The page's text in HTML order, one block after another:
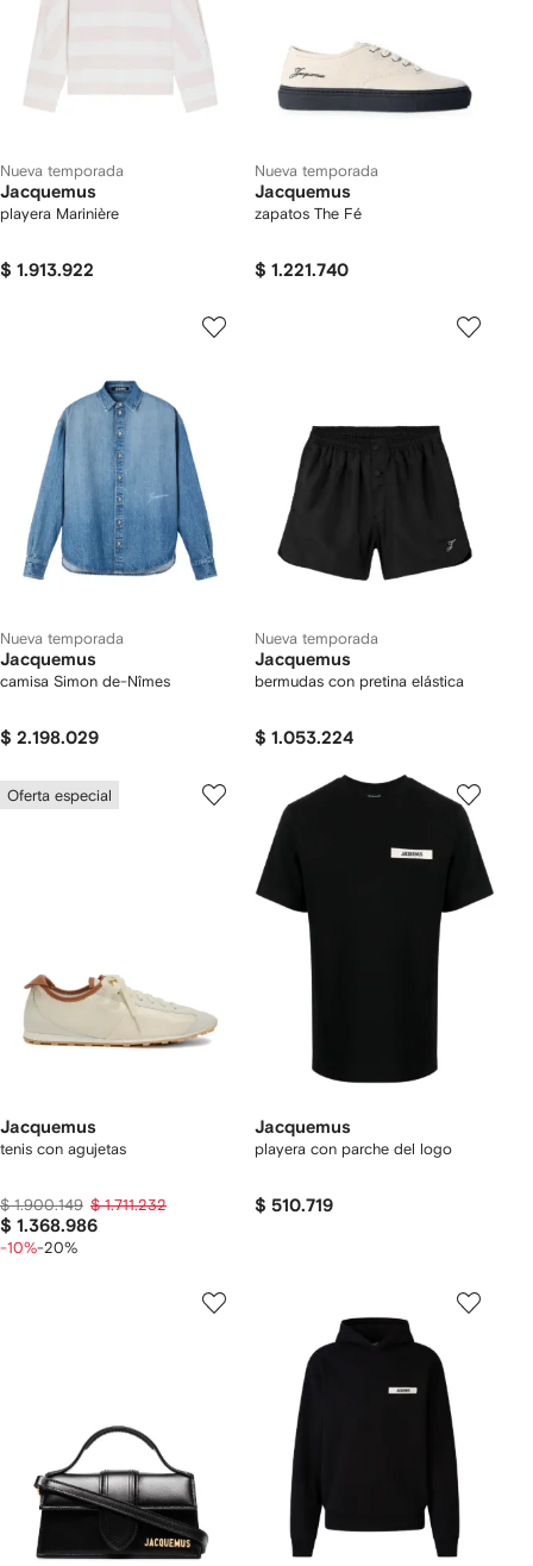
Nueva temporada
Jacquemus
playera Marinière
$ 1.913.922
Nueva temporada
Jacquemus
zapatos The Fé
$ 1.221.740
Nueva temporada
Jacquemus
camisa Simon de-Nîmes
$ 2.198.029
Nueva temporada
Jacquemus
bermudas con pretina elástica
$ 1.053.224
Oferta especial
Jacquemus
tenis con agujetas
$ 1.900.149 $ 1.711.232
$ 1.368.986
-10%-20%
Jacquemus
playera con parche del logo
$ 510.719